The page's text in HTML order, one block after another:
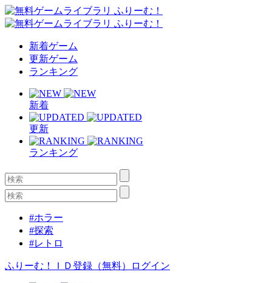
新着ゲーム
更新ゲーム
ランキング
新着
更新
ランキング
#ホラー
#探索
#レトロ
ふりーむ！ＩＤ登録（無料） ログイン